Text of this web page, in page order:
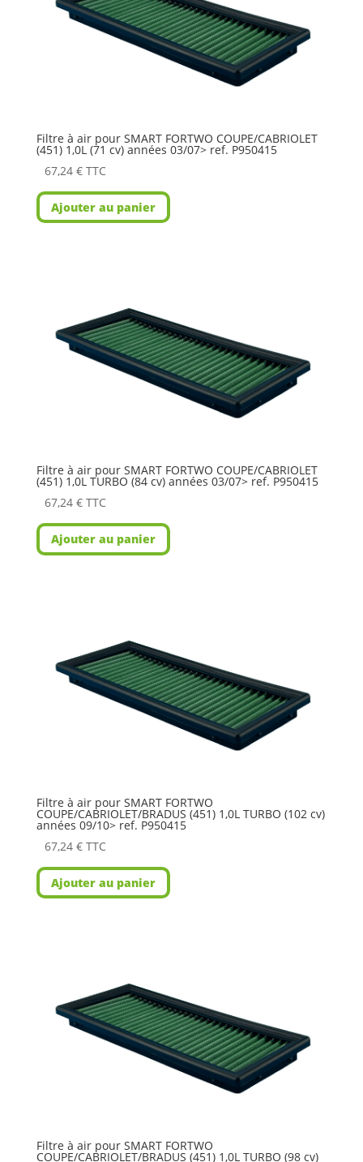
Filtre à air pour SMART FORTWO COUPE/CABRIOLET
(451) 1,0L (71 cv) années 03/07> ref. P950415
67,24 € TTC
Ajouter au panier
Filtre à air pour SMART FORTWO COUPE/CABRIOLET
(451) 1,0L TURBO (84 cv) années 03/07> ref. P950415
67,24 € TTC
Ajouter au panier
Filtre à air pour SMART FORTWO
COUPE/CABRIOLET/BRADUS (451) 1,0L TURBO (102 cv)
années 09/10> ref. P950415
67,24 € TTC
Ajouter au panier
Filtre à air pour SMART FORTWO
COUPE/CABRIOLET/BRADUS (451) 1,0L TURBO (98 cv)